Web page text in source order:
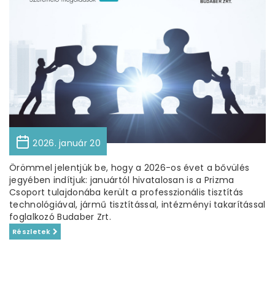
2026. január 20
Örömmel jelentjük be, hogy a 2026-os évet a bővülés
jegyében indítjuk: januártól hivatalosan is a Prizma
Csoport tulajdonába került a professzionális tisztítás
technológiával, jármű tisztítással, intézményi takarítással
foglalkozó Budaber Zrt.
Részletek